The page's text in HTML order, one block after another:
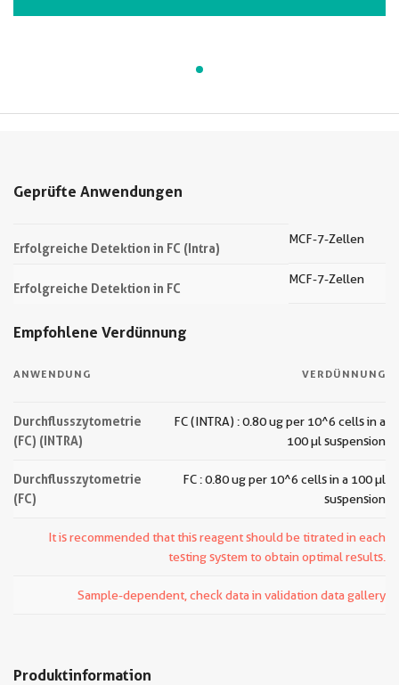
Geprüfte Anwendungen
Erfolgreiche Detektion in FC (Intra)
MCF-7-Zellen
Erfolgreiche Detektion in FC
MCF-7-Zellen
Empfohlene Verdünnung
ANWENDUNG VERDÜNNUNG
Durchflusszytometrie
(FC) (INTRA)
FC (INTRA) : 0.80 ug per 10^6 cells in a
100 µl suspension
Durchflusszytometrie
(FC)
FC : 0.80 ug per 10^6 cells in a 100 µl
suspension
It is recommended that this reagent should be titrated in each
testing system to obtain optimal results.
Sample-dependent, check data in validation data gallery
Produktinformation